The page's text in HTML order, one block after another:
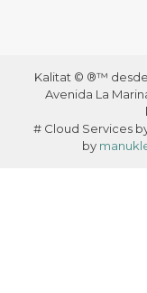
Kalitat © ®™ desde
Avenida La Marina
# Cloud Services
by